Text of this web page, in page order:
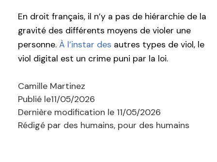
En droit français, il n’y a pas de hiérarchie de la
gravité des différents moyens de violer une
personne. À l’instar des autres types de viol, le
viol digital est un crime puni par la loi.
Camille Martinez
Publié le11/05/2026
Dernière modification le 11/05/2026
Rédigé par des humains, pour des humains